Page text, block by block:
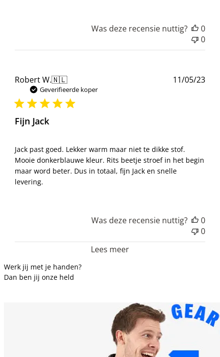
Was deze recensie nuttig?
0
0
Robert W.🇳🇱
Geverifieerde koper
Fijn Jack
Jack past goed. Lekker warm maar niet te dikke stof.
Mooie donkerblauwe kleur. Rits beetje stroef in het begin
maar word beter. Dus in totaal, fijn Jack en snelle
levering.
11/05/23
Was deze recensie nuttig?
0
0
Lees meer
Werk jij met je handen?
Dan ben jij onze held